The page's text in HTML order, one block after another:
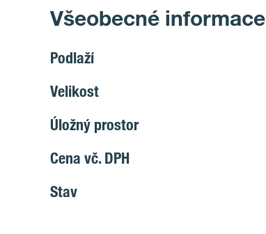
Všeobecné informace
Podlaží
Velikost
Úložný prostor
Cena vč. DPH
Stav